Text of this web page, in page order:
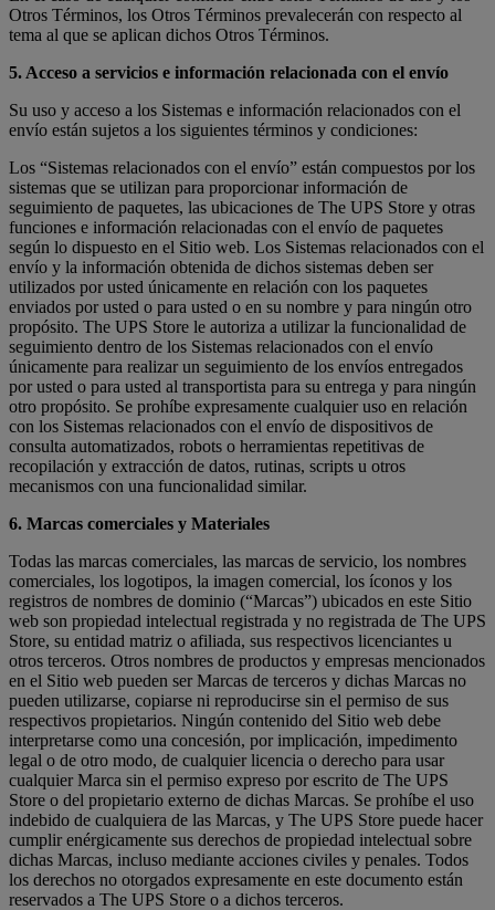
Otros Términos, los Otros Términos prevalecerán con respecto al
tema al que se aplican dichos Otros Términos.
5. Acceso a servicios e información relacionada con el envío
Su uso y acceso a los Sistemas e información relacionados con el
envío están sujetos a los siguientes términos y condiciones:
Los “Sistemas relacionados con el envío” están compuestos por los
sistemas que se utilizan para proporcionar información de
seguimiento de paquetes, las ubicaciones de The UPS Store y otras
funciones e información relacionadas con el envío de paquetes
según lo dispuesto en el Sitio web. Los Sistemas relacionados con el
envío y la información obtenida de dichos sistemas deben ser
utilizados por usted únicamente en relación con los paquetes
enviados por usted o para usted o en su nombre y para ningún otro
propósito. The UPS Store le autoriza a utilizar la funcionalidad de
seguimiento dentro de los Sistemas relacionados con el envío
únicamente para realizar un seguimiento de los envíos entregados
por usted o para usted al transportista para su entrega y para ningún
otro propósito. Se prohíbe expresamente cualquier uso en relación
con los Sistemas relacionados con el envío de dispositivos de
consulta automatizados, robots o herramientas repetitivas de
recopilación y extracción de datos, rutinas, scripts u otros
mecanismos con una funcionalidad similar.
6. Marcas comerciales y Materiales
Todas las marcas comerciales, las marcas de servicio, los nombres
comerciales, los logotipos, la imagen comercial, los íconos y los
registros de nombres de dominio (“Marcas”) ubicados en este Sitio
web son propiedad intelectual registrada y no registrada de The UPS
Store, su entidad matriz o afiliada, sus respectivos licenciantes u
otros terceros. Otros nombres de productos y empresas mencionados
en el Sitio web pueden ser Marcas de terceros y dichas Marcas no
pueden utilizarse, copiarse ni reproducirse sin el permiso de sus
respectivos propietarios. Ningún contenido del Sitio web debe
interpretarse como una concesión, por implicación, impedimento
legal o de otro modo, de cualquier licencia o derecho para usar
cualquier Marca sin el permiso expreso por escrito de The UPS
Store o del propietario externo de dichas Marcas. Se prohíbe el uso
indebido de cualquiera de las Marcas, y The UPS Store puede hacer
cumplir enérgicamente sus derechos de propiedad intelectual sobre
dichas Marcas, incluso mediante acciones civiles y penales. Todos
los derechos no otorgados expresamente en este documento están
reservados a The UPS Store o a dichos terceros.